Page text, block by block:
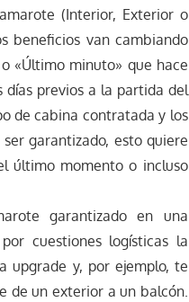
(Interior, Exterior o
beneficios van cambiando
«Último minuto» que hace
días previos a la partida del
de cabina contratada y los
garantizado, esto quiere
último momento o incluso
garantizado en una
cuestiones logísticas la
upgrade y, por ejemplo, te
de un exterior a un balcón.